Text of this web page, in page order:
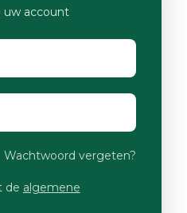
uw account
Wachtwoord vergeten?
de algemene